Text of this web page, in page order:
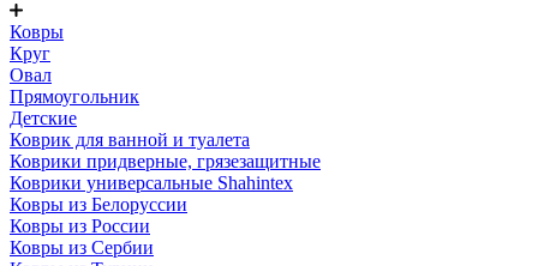
Ковры
Круг
Овал
Прямоугольник
Детские
Коврик для ванной и туалета
Коврики придверные, грязезащитные
Коврики универсальные Shahintex
Ковры из Белоруссии
Ковры из России
Ковры из Сербии